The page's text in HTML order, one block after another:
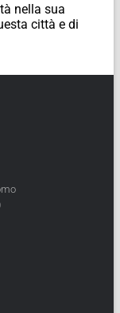
nella sua
città e di